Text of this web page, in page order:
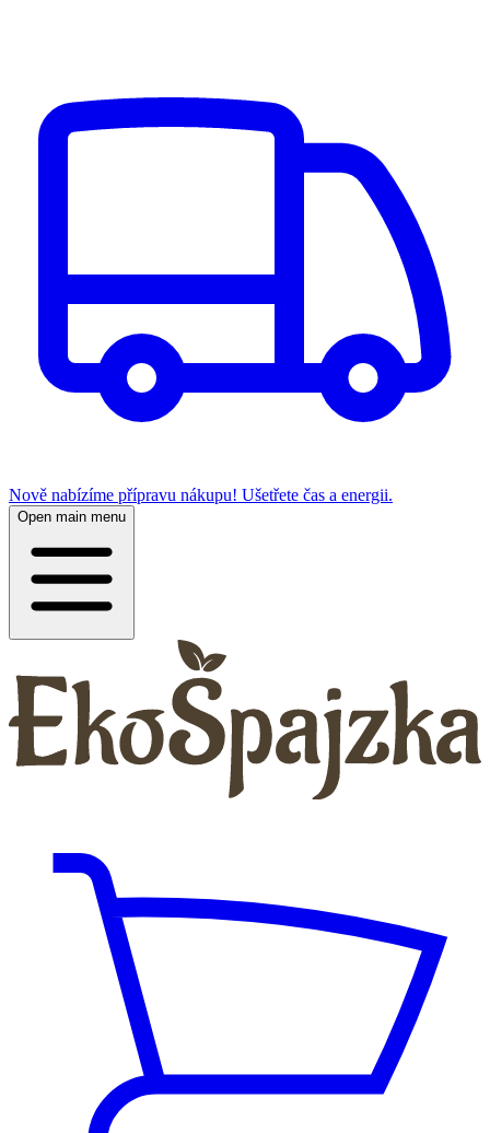
Nově nabízíme přípravu nákupu! Ušetřete čas a energii.
Open main menu